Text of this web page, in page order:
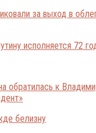
за выход в
обратилась к